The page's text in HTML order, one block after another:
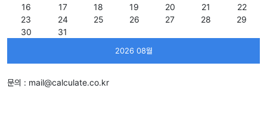
2026 08월
16
17 18 19 20 21
22
23
24 25 26 27 28
29
30
31
문의 : mail@calculate.co.kr